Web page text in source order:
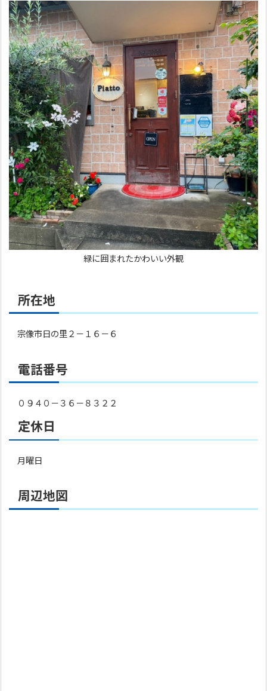
緑に囲まれたかわいい外観
所在地
宗像市日の里２－１６－６
電話番号
０９４０－３６－８３２２
定休日
月曜日
周辺地図